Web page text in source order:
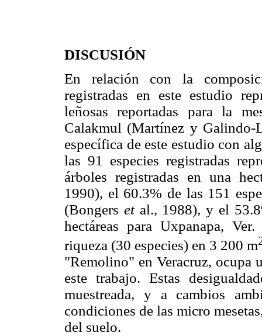
DISCUSIÓN
En relación con la
registradas en este estudio
leñosas reportadas para la
Calakmul (Martínez y Galindo-
específica de este estudio con
las 91 especies registradas
árboles registradas en una
1990), el 60.3% de las 151
(Bongers etal., 1988), y el
hectáreas para Uxpanapa,
riqueza (30 especies) en 3 200 m
"Remolino" en Veracruz, ocupa
este trabajo. Estas
muestreada, y a cambios
condiciones de las micro
del suelo.